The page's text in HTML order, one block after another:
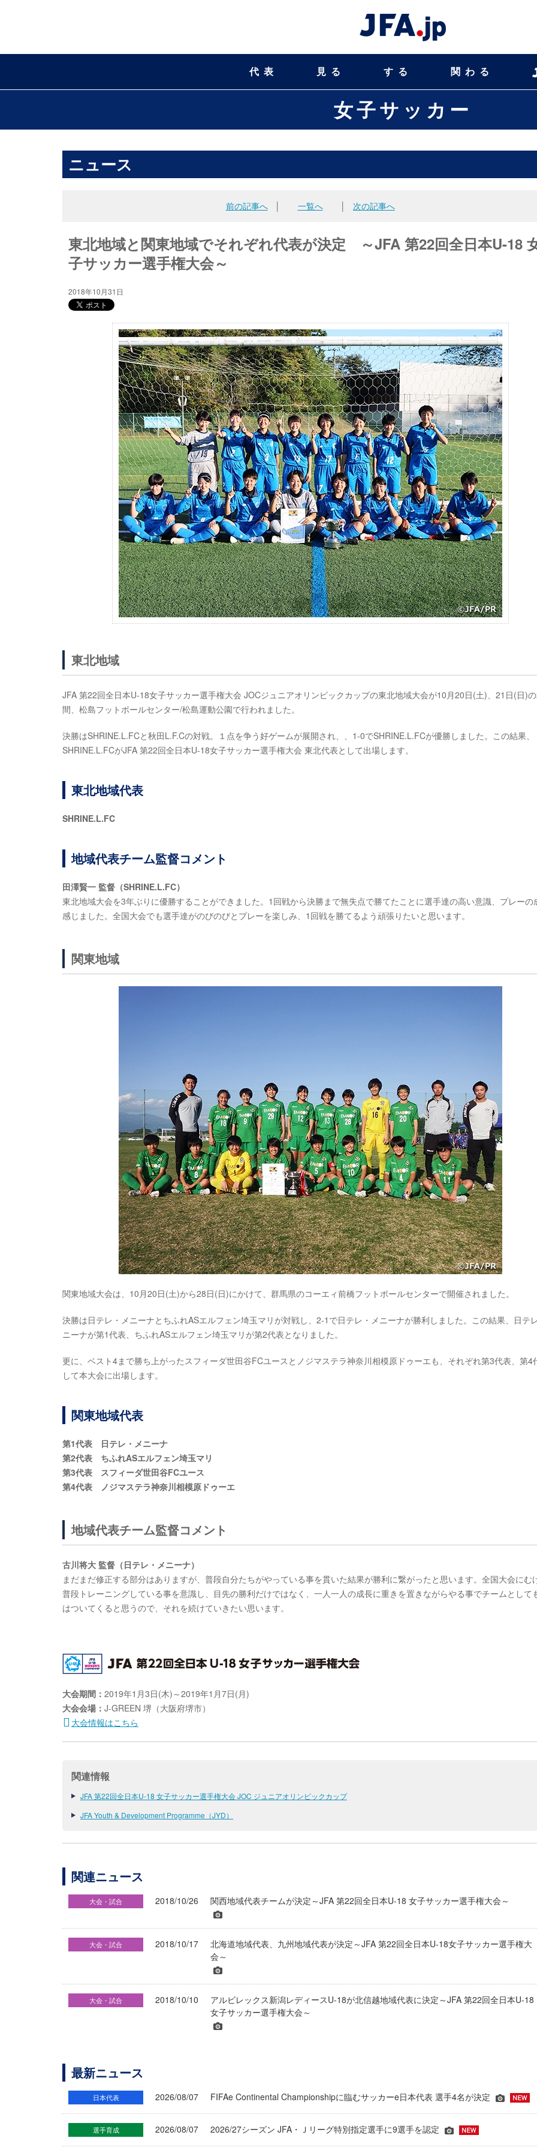
代表 見る する 関わる
女子サッカー
ニュース
前の記事へ│ 一覧へ 次の記事へ
東北地域と関東地域でそれぞれ代表が決定 ～JFA 第22回全日本U-18
子サッカー選手権大会～
2018年10月31日
東北地域
JFA 第22回全日本U-18女子サッカー選手権大会 JOCジュニアオリンピックカップの東北地域大会が10月20日(土)、21日(日)
間、松島フットボールセンター/松島運動公園で行われました。
決勝はSHRINE.L.FCと秋田L.F.Cの対戦。１点を争う好ゲームが展開され、、1-0でSHRINE.L.FCが優勝しました。この結果、
SHRINE.L.FCがJFA 第22回全日本U-18女子サッカー選手権大会 東北代表として出場します。
東北地域代表
SHRINE.L.FC
地域代表チーム監督コメント
田澤賢一 監督（SHRINE.L.FC）
東北地域大会を3年ぶりに優勝することができました。1回戦から決勝まで無失点で勝てたことに選手達の高い意識、プレーの
感じました。全国大会でも選手達がのびのびとプレーを楽しみ、1回戦を勝てるよう頑張りたいと思います。
関東地域
関東地域大会は、10月20日(土)から28日(日)にかけて、群馬県のコーエィ前橋フットボールセンターで開催されました。
決勝は日テレ・メニーナとちふれASエルフェン埼玉マリが対戦し、2-1で日テレ・メニーナが勝利しました。この結果、日テ
ニーナが第1代表、ちふれASエルフェン埼玉マリが第2代表となりました。
更に、ベスト4まで勝ち上がったスフィーダ世田谷FCユースとノジマステラ神奈川相模原ドゥーエも、それぞれ第3代表、第4
して本大会に出場します。
関東地域代表
第1代表 日テレ・メニーナ
第2代表 ちふれASエルフェン埼玉マリ
第3代表 スフィーダ世田谷FCユース
第4代表 ノジマステラ神奈川相模原ドゥーエ
地域代表チーム監督コメント
古川将大 監督（日テレ・メニーナ）
まだまだ修正する部分はありますが、普段自分たちがやっている事を貫いた結果が勝利に繋がったと思います。全国大会にむ
普段トレーニングしている事を意識し、目先の勝利だけではなく、一人一人の成長に重きを置きながらやる事でチームとして
はついてくると思うので、それを続けていきたい思います。
大会期間： 2019年1月3日(木)～2019年1月7日(月)
大会会場： J-GREEN 堺（大阪府堺市）
大会情報はこちら
関連情報
JFA 第22回全日本U-18 女子サッカー選手権大会 JOC ジュニアオリンピックカップ
JFA Youth & Development Programme（JYD）
関連ニュース
大会・試合 2018/10/26 関西地域代表チームが決定～JFA 第22回全日本U-18 女子サッカー選手権大会～
大会・試合 2018/10/17
北海道地域代表、九州地域代表が決定～JFA 第22回全日本U-18女子サッカー選手権大
会～
大会・試合 2018/10/10
アルビレックス新潟レディースU-18が北信越地域代表に決定～JFA 第22回全日本U-18
女子サッカー選手権大会～
最新ニュース
日本代表 2026/08/07 FIFAe Continental Championshipに臨むサッカーe日本代表 選手4名が決定
選手育成 2026/08/07 2026/27シーズン JFA・Ｊリーグ特別指定選手に9選手を認定